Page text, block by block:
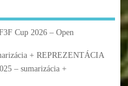
Cup 2026 – Open
+ REPREZENTÁCIA
– sumarizácia +